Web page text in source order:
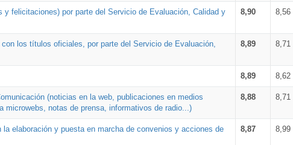
felicitaciones) por parte del Servicio de Evaluación, Calidad y
8,90 8,56
los títulos oficiales, por parte del Servicio de Evaluación,
8,89 8,71
8,89 8,62
(noticias en la web, publicaciones en medios
notas de prensa, informativos de radio...)
8,88 8,71
elaboración y puesta en marcha de convenios y acciones de
8,87 8,99